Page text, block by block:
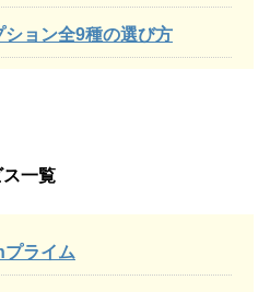
ョン全9種の選び方
一覧
プライム